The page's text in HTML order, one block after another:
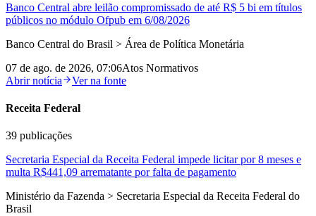
Banco Central abre leilão compromissado de até R$ 5 bi em títulos
públicos no módulo Ofpub em 6/08/2026
Banco Central do Brasil > Área de Política Monetária
07 de ago. de 2026, 07:06Atos Normativos
Abrir notícia
Ver na fonte
Receita Federal
39 publicações
Secretaria Especial da Receita Federal impede licitar por 8 meses e
multa R$441,09 arrematante por falta de pagamento
Ministério da Fazenda > Secretaria Especial da Receita Federal do
Brasil